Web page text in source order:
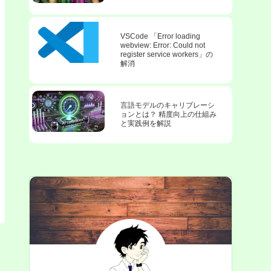
VSCode 「Error loading
webview: Error: Could not
register service workers」の
解消
言語モデルのキャリブレーシ
ョンとは？ 精度向上の仕組み
と実践例を解説